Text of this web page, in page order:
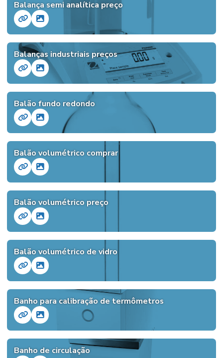
Balança semi analítica preço
Balanças industriais preços
Balão fundo redondo
Balão volumétrico comprar
Balão volumétrico preço
Balão volumétrico de vidro
Banho para calibração de termômetros
Banho de circulação